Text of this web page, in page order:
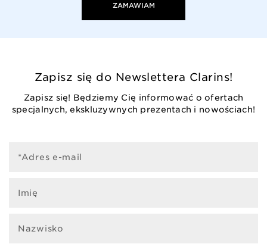
ZAMAWIAM
Zapisz się do Newslettera Clarins!
Zapisz się! Będziemy Cię informować o ofertach
specjalnych, ekskluzywnych prezentach i nowościach!
*Adres e-mail
Imię
Nazwisko